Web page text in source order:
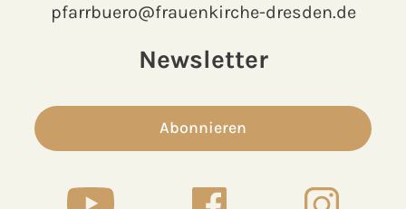
pfarrbuero@frauenkirche-dresden.de
Newsletter
Abonnieren